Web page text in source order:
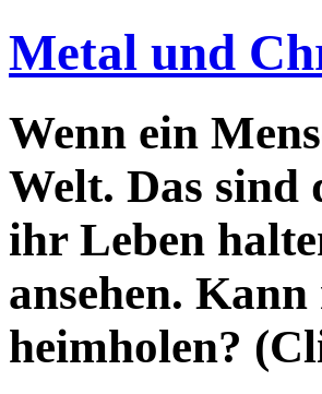
Metal und
Wenn ein
Welt. Das sind
ihr Leben
ansehen.
heimholen?